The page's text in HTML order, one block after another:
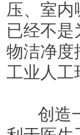
压、室
已经不
物洁净度
工业人工
创造一